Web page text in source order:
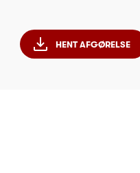
HENT AFGØRELSE